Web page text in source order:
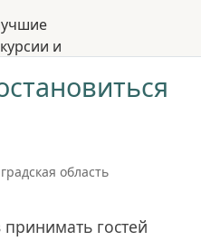
область
принимать гостей